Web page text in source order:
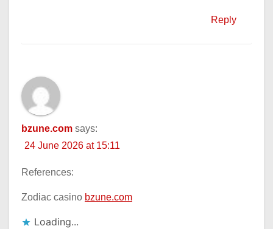
Reply
bzune.com says:
24 June 2026 at 15:11
References:
Zodiac casino bzune.com
Loading...